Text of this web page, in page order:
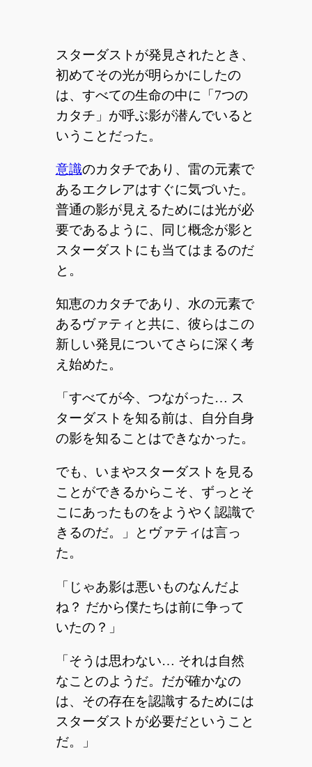
スターダストが発見されたとき、
初めてその光が明らかにしたの
は、すべての生命の中に「7つの
カタチ」が呼ぶ影が潜んでいると
いうことだった。
意識のカタチであり、雷の元素で
あるエクレアはすぐに気づいた。
普通の影が見えるためには光が必
要であるように、同じ概念が影と
スターダストにも当てはまるのだ
と。
知恵のカタチであり、水の元素で
あるヴァティと共に、彼らはこの
新しい発見についてさらに深く考
え始めた。
「すべてが今、つながった… ス
ターダストを知る前は、自分自身
の影を知ることはできなかった。
でも、いまやスターダストを見る
ことができるからこそ、ずっとそ
こにあったものをようやく認識で
きるのだ。」とヴァティは言っ
た。
「じゃあ影は悪いものなんだよ
ね？ だから僕たちは前に争って
いたの？」
「そうは思わない… それは自然
なことのようだ。だが確かなの
は、その存在を認識するためには
スターダストが必要だということ
だ。」